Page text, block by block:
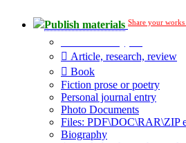
Publish materials Share your
Article, research, review
Book
Fiction prose or poetry
Personal journal entry
Photo Documents
Files: PDF\DOC\RAR\ZIP
Biography